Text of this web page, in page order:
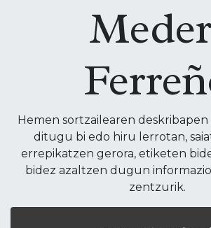
Hemen sortzailearen
ditugu bi edo hiru lerrotan,
errepikatzen gerora, etiketen
bidez azaltzen dugun
zentzurik.